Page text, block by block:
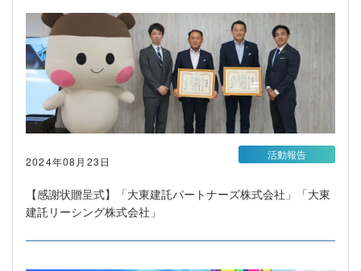
2024年08月23日
【感謝状贈呈式】「大東建託パートナーズ株式会社」「大東
建託リーシング株式会社」
活動報告